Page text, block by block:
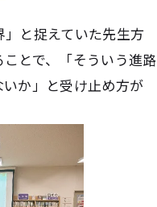
と捉えていた先生方
とで、「そういう進路
か」と受け止め方が